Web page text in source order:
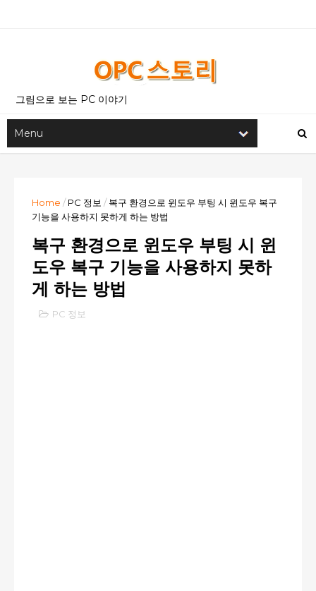
그림으로 보는 PC 이야기
Home / PC 정보 / 복구 환경으로 윈도우 부팅 시 윈도우 복구
기능을 사용하지 못하게 하는 방법
복구 환경으로 윈도우 부팅 시 윈
도우 복구 기능을 사용하지 못하
게 하는 방법
PC 정보